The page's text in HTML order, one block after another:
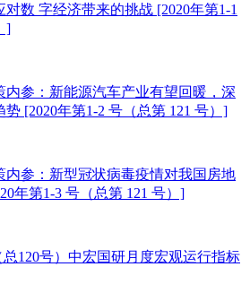
数 字经济带来的挑战 [2020年第1-1
]
内参：新能源汽车产业有望回暖，深
[2020年第1-2 号（总第 121 号）]
内参：新型冠状病毒疫情对我国房地
年第1-3 号（总第 121 号）]
总120号）中宏国研月度宏观运行指标